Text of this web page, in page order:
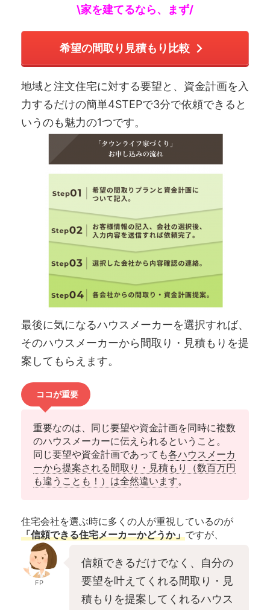
\家を建てるなら、まず/
希望の間取り見積もり比較
地域と注文住宅に対する要望と、資金計画を入
力するだけの簡単4STEPで3分で依頼できると
いうのも魅力の1つです。
最後に気になるハウスメーカーを選択すれば、
そのハウスメーカーから間取り・見積もりを提
案してもらえます。
ココが重要
重要なのは、同じ要望や資金計画を同時に複数
のハウスメーカーに伝えられるということ。
同じ要望や資金計画であっても各ハウスメーカ
ーから提案される間取り・見積もり（数百万円
も違うことも！）は全然違います。
住宅会社を選ぶ時に多くの人が重視しているのが
「信頼できる住宅メーカーかどうか」ですが、
FP
信頼できるだけでなく、自分の
要望を叶えてくれる間取り・見
積もりを提案してくれるハウス